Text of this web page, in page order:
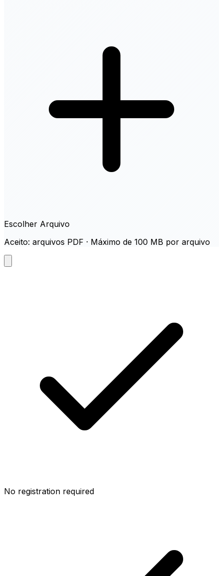
Escolher Arquivo
Aceito: arquivos PDF · Máximo de 100 MB por arquivo
No registration required